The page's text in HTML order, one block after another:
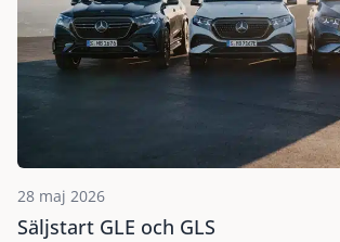
28 maj 2026
Säljstart GLE och GLS